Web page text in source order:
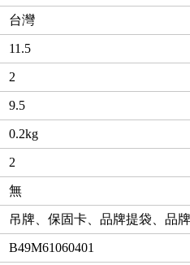
台灣
11.5
2
9.5
0.2kg
2
無
吊牌、保固卡、品牌提袋、品
B49M61060401